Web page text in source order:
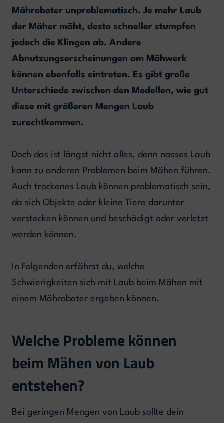
Mähroboter unproblematisch. Je mehr Laub
der Mäher mäht, desto schneller stumpfen
jedoch die Klingen ab. Andere
Abnutzungserscheinungen am Mähwerk
können ebenfalls eintreten. Es gibt große
Unterschiede zwischen den Modellen, wie gut
diese mit größeren Mengen Laub
zurechtkommen.
Doch das ist längst nicht alles, denn nasses Laub
kann zu anderen Problemen beim Mähen führen.
Auch trockenes Laub können problematisch sein,
da sich Objekte oder kleine Tiere darunter
verstecken können und beschädigt oder verletzt
werden können.
In Folgenden erfährst du, welche
Schwierigkeiten sich mit Laub beim Mähen mit
einem Mähroboter ergeben können.
Welche Probleme können
beim Mähen von Laub
entstehen?
Bei geringen Mengen von Laub sollte dein